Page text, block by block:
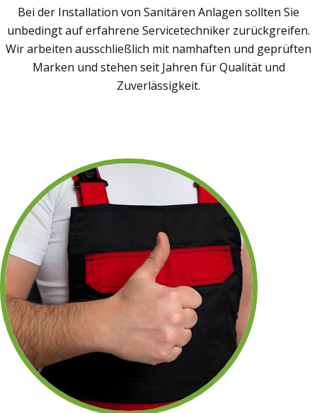
Bei der Installation von Sanitären Anlagen sollten Sie
unbedingt auf erfahrene Servicetechniker zurückgreifen.
Wir arbeiten ausschließlich mit namhaften und geprüften
Marken und stehen seit Jahren für Qualität und
Zuverlässigkeit.